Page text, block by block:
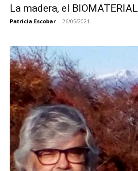
La madera, el BIOMATERIAL
Patricia Escobar - 26/05/2021